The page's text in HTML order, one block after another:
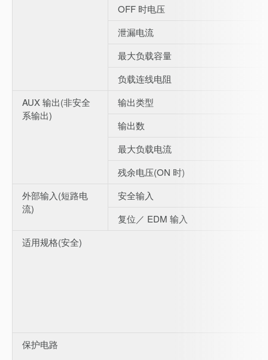
OFF 时电压
泄漏电流
最大负载容量
负载连线电阻
AUX 输出(非安全
系输出)
输出类型
输出数
最大负载电流
残余电压(ON 时)
外部输入(短路电
流)
安全输入
复位／ EDM 输入
适用规格(安全)
保护电路